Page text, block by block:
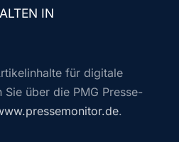
IN
für digitale
Sie über die PMG Presse-
.